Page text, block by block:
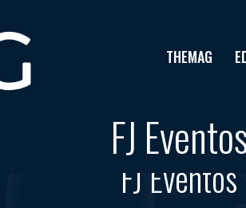
THEMAG
FJ Tag results:
FJ Eventos